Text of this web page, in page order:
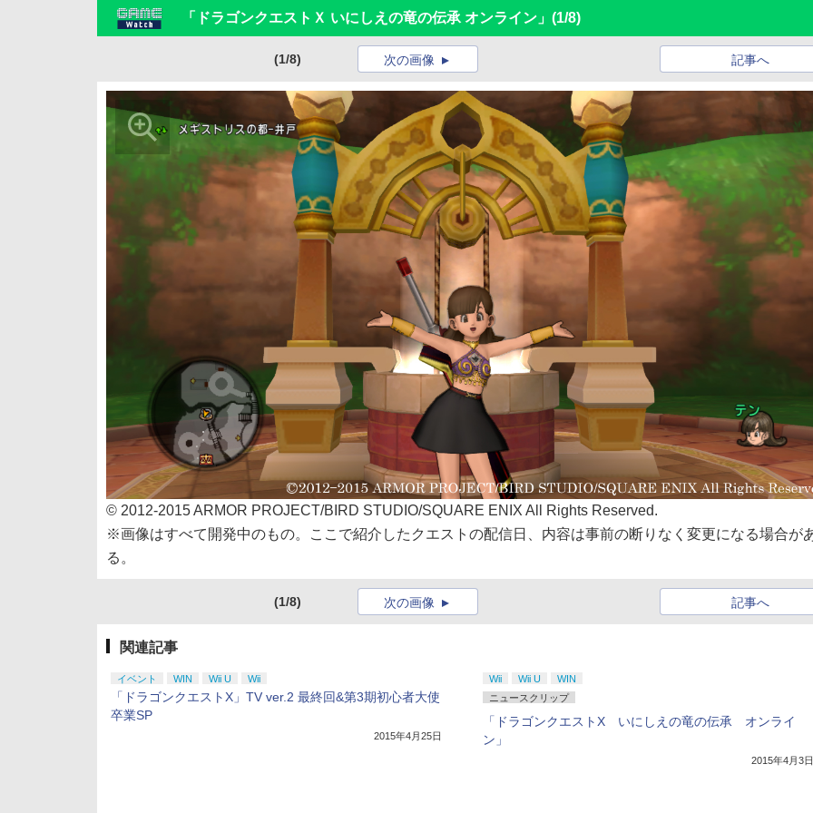
「ドラゴンクエストＸ いにしえの竜の伝承 オンライン」 (1/8)
(1/8) 記事へ
次の画像
© 2012-2015 ARMOR PROJECT/BIRD STUDIO/SQUARE ENIX All Rights Reserved.
※画像はすべて開発中のもの。ここで紹介したクエストの配信日、内容は事前の断りなく変更になる場合が
る。
(1/8) 記事へ
次の画像
関連記事
イベント WIN Wii U Wii
「ドラゴンクエストX」TV ver.2 最終回&第3期初心者大使
卒業SP
2015年4月25日
Wii Wii U
WIN
ニュースクリップ
「ドラゴンクエストX いにしえの竜の伝承 オンライ
ン」
2015年4月3日